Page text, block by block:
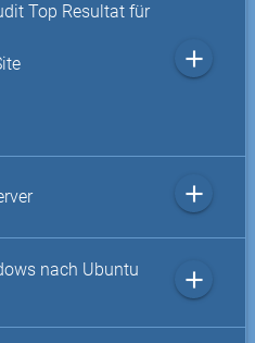
Top Resultat für
add
add
nach Ubuntu
add